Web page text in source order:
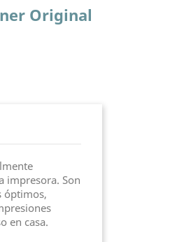
Original
impresora. Son
óptimos,
en casa.